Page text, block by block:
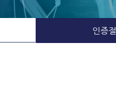
인증